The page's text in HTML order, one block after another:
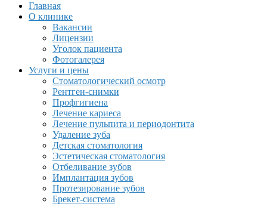
Главная
О клинике
Вакансии
Лицензии
Уголок пациента
Фотогалерея
Услуги и цены
Стоматологический осмотр
Рентген-снимки
Профгигиена
Лечение кариеса
Лечение пульпита и периодонтита
Удаление зуба
Детская стоматология
Эстетическая стоматология
Отбеливание зубов
Имплантация зубов
Протезирование зубов
Брекет-система